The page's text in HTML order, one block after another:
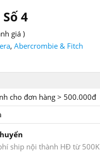
4
giá)
, Abercrombie & Fitch
cho đơn hàng > 500.000đ
ship nội thành HĐ từ 500K